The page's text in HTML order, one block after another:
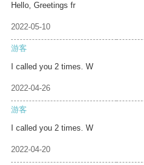
Hello, Greetings fr
2022-05-10
游客
I called you 2 times. W
2022-04-26
游客
I called you 2 times. W
2022-04-20